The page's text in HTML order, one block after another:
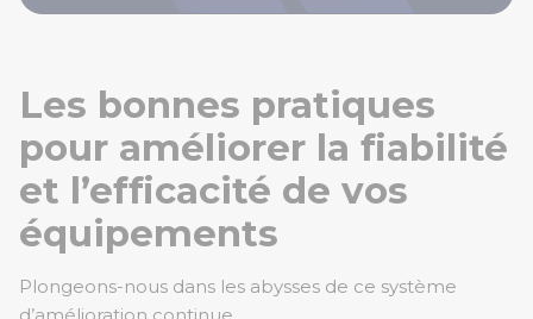
Les bonnes pratiques
pour améliorer la fiabilité
et l’efficacité de vos
équipements
Plongeons-nous dans les abysses de ce système